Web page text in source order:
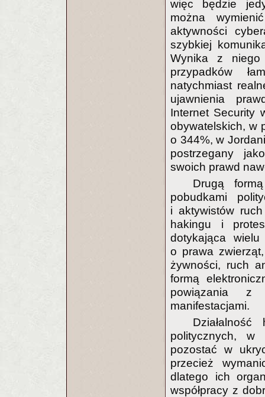
więc będzie
można
aktywności
szybkiej
Wynika z niego
przypadków
natychmiast
ujawnienia
Internet Security
obywatelskich, w
o 344%, w
postrzegany
swoich prawd
Drugą
pobudkami
i aktywistów
hakingu i
dotykająca
o prawa
żywności, ruch
formą
powiązania z
manifestacjami.
politycznych, w
pozostać w
przecież
dlatego ich
współpracy z